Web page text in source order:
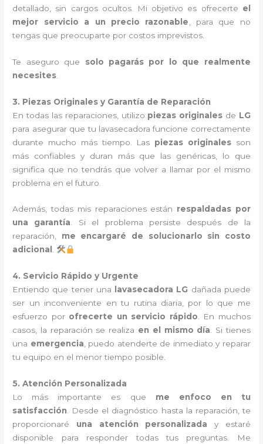
detallado, sin cargos ocultos. Mi objetivo es ofrecerte el
mejor servicio a un precio razonable , para que no
tengas que preocuparte por costos imprevistos.
Te aseguro que solo pagarás por lo que realmente
necesites
3. Piezas Originales y Garantía de Reparación
En todas las reparaciones, utilizo piezas originales de LG
para asegurar que tu lavasecadora funcione correctamente
durante mucho más tiempo. Las piezas originales son
más confiables y duran más que las genéricas, lo que
significa que no tendrás que volver a llamar por el mismo
problema en el futuro.
Además, todas mis reparaciones están respaldadas por
una garantía. Si el problema persiste después de la
reparación, me encargaré de solucionarlo sin costo
adicional .
4. Servicio Rápido y Urgente
Entiendo que tener una
lavasecadora LG dañada puede
ser un inconveniente en tu rutina diaria, por lo que me
esfuerzo por ofrecerte un servicio rápido. En muchos
casos, la reparación se realiza en el mismo día. Si tienes
una emergencia, puedo atenderte de inmediato y reparar
tu equipo en el menor tiempo posible.
5. Atención Personalizada
Lo más importante es que me enfoco en tu
satisfacción . Desde el diagnóstico hasta la reparación, te
proporcionaré una atención personalizada y estaré
disponible para responder todas tus preguntas. Me